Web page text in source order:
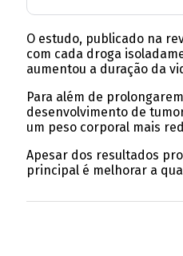
O estudo, publicado na
com cada droga
aumentou a duração da
Para além de
desenvolvimento de
um peso corporal mais
Apesar dos resultados
principal é melhorar a